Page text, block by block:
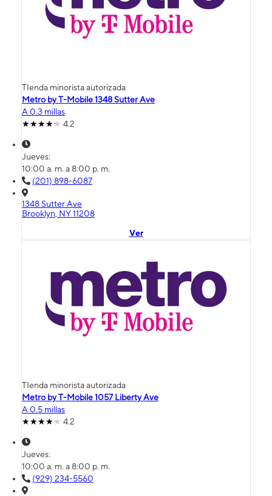
TIenda minorista autorizada
Metro by T-Mobile 1348 Sutter Ave
A 0.3 millas
4.2
Jueves:
10:00 a. m. a 8:00 p. m.
(201) 898-6087
1348 Sutter Ave
Brooklyn, NY 11208
Ver
TIenda minorista autorizada
Metro by T-Mobile 1057 Liberty Ave
A 0.5 millas
4.2
Jueves:
10:00 a. m. a 8:00 p. m.
(929) 234-5560